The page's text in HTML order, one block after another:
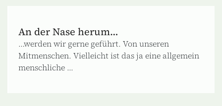
An der Nase herum…
…werden wir gerne geführt. Von unseren
Mitmenschen. Vielleicht ist das ja eine allgemein
menschliche ...